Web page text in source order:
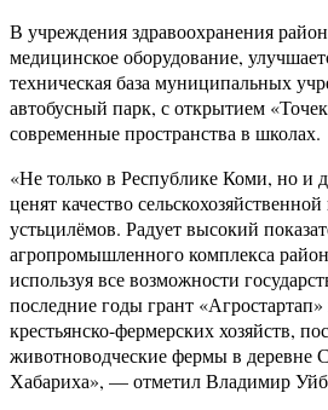
В учреждения здравоохранения
медицинское оборудование,
техническая база муниципальных
автобусный парк, с открытием
современные пространства в школах.
«Не только в Республике Коми, но и
ценят качество
устьцилёмов. Радует высокий
агропромышленного комплекса
используя все возможности
последние годы грант
крестьянско-фермерских хозяйств,
животноводческие фермы в деревне
Хабариха», — отметил Владимир